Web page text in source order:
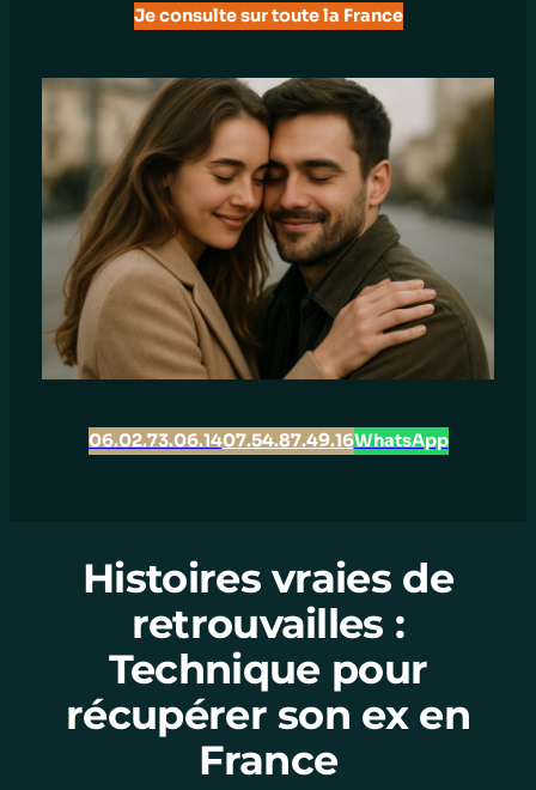
Je consulte sur toute la France
06.02.73.06.1407.54.87.49.16WhatsApp
Histoires vraies de
retrouvailles :
Technique pour
récupérer son ex en
France